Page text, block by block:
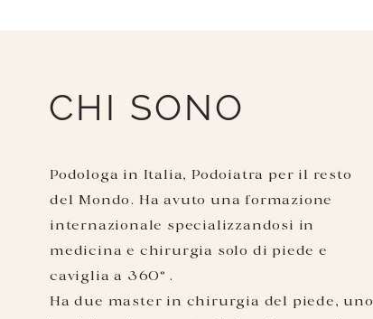
CHI SONO
Podologa in Italia, Podoiatra per il resto
del Mondo. Ha avuto una formazione
internazionale specializzandosi in
medicina e chirurgia solo di piede e
caviglia a 360°.
Ha due master in chirurgia del piede, uno